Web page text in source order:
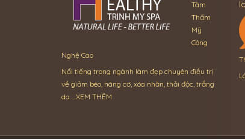
Tâm
Thẩm
Mỹ
Công
Nghệ Cao
Nổi tiếng trong ngành làm đẹp chuyên điều trị
về giảm béo, nâng cơ, xóa nhăn, thải độc, trắng
da …XEM THÊM